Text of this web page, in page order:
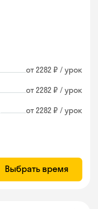
от 2282 ₽ / урок
от 2282 ₽ / урок
от 2282 ₽ / урок
Выбрать время